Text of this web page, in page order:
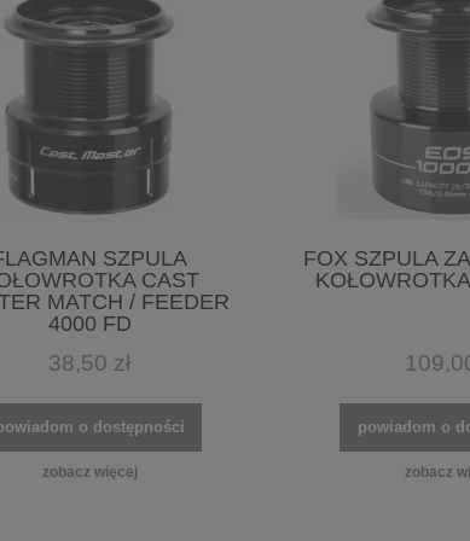
SZPULA
CAST
MATCH / FEEDER
4000 FD
38,50 zł
o dostępności
zobacz więcej
FOX SZPULA
powiadom o
zobacz